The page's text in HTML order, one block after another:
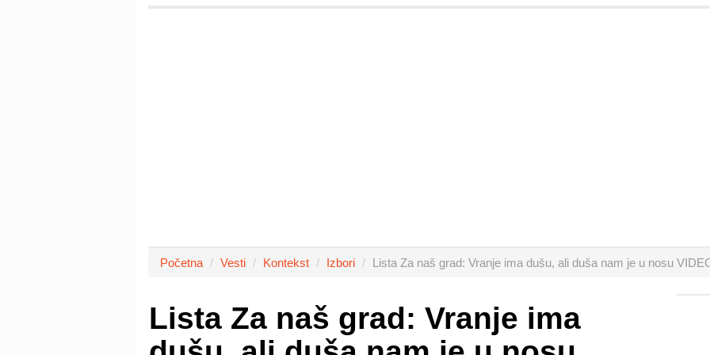
Početna Vesti Kontekst Izbori Lista Za naš grad: Vranje ima dušu, ali duša nam je u nosu
Lista Za naš grad: Vranje ima